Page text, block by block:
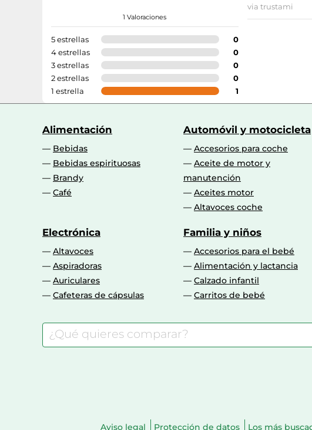
1 Valoraciones
5 estrellas
0
4 estrellas
0
3 estrellas
0
2 estrellas
0
1 estrella
1
via trustami
Alimentación
Bebidas
Bebidas espirituosas
Brandy
Café
Automóvil y motocicleta
Accesorios para coche
Aceite de motor y
manutención
Aceites motor
Altavoces coche
Electrónica
Altavoces
Aspiradoras
Auriculares
Cafeteras de cápsulas
Familia y niños
Accesorios para el bebé
Alimentación y lactancia
Calzado infantil
Carritos de bebé
Aviso legal Protección de datos Los más